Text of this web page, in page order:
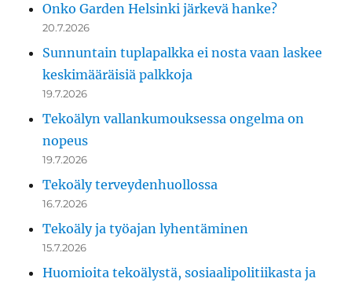
Onko Garden Helsinki järkevä hanke?
20.7.2026
Sunnuntain tuplapalkka ei nosta vaan laskee
keskimääräisiä palkkoja
19.7.2026
Tekoälyn vallankumouksessa ongelma on
nopeus
19.7.2026
Tekoäly terveydenhuollossa
16.7.2026
Tekoäly ja työajan lyhentäminen
15.7.2026
Huomioita tekoälystä, sosiaalipolitiikasta ja